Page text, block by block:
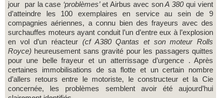
jour par la case ‘problèmes’et Airbus avec sonA 380qui vient
d’atteindre les 100 exemplaires en service au sein de 9
compagnies aériennes, a connu bien des frayeurs avec des
surchauffes moteurs ayant conduit l’un d’entre eux à l’explosion
en vol d’un réacteur (cf A380 Qantas et son moteur Rolls
Royce) heureusement sans gravité pour les passagers quittes
pour une belle frayeur et un atterrissage d’urgence . Après
certaines immobilisations de sa flotte et un certain nombre
d’allers retours entre le motoriste, le constructeur et la Cie
concernée, les problèmes semblent avoir été aujourd’hui